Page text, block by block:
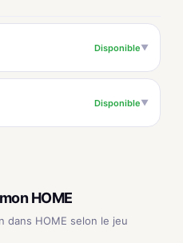
Disponible▼
Disponible▼
HOME
dans HOME selon le jeu